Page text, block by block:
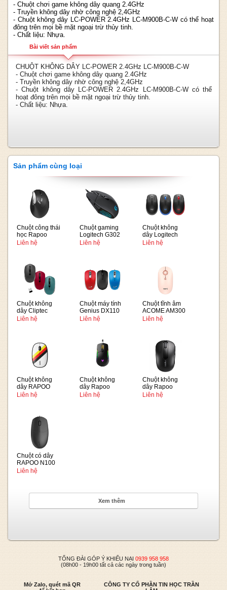
- Chuột chơi game không dây quang 2.4GHz
- Truyền không dây nhờ công nghệ 2,4GHz
- Chuột không dây LC-POWER 2.4GHz LC-M900B-C-W có thể hoạt
đông trên mọi bề mặt ngoại trừ thủy tinh.
- Chất liệu: Nhựa.
Bài viết sản phẩm
CHUỘT KHÔNG DÂY LC-POWER 2.4GHz LC-M900B-C-W
- Chuột chơi game không dây quang 2.4GHz
- Truyền không dây nhờ công nghệ 2,4GHz
- Chuột không dây LC-POWER 2.4GHz LC-M900B-C-W có thể
hoạt đông trên mọi bề mặt ngoại trừ thủy tinh.
- Chất liệu: Nhựa.
Sản phẩm cùng loại
Chuột công thái
học Rapoo
Ergonomic
Liên hệ
Chuột gaming
Logitech G302
Liên hệ
Chuột không
dây Logitech
M190
Liên hệ
Chuột không
dây Cliptec
RZS867
Liên hệ
Chuột máy tính
Genius DX110
Liên hệ
Chuột tĩnh âm
ACOME AM300
Liên hệ
Chuột không
dây RAPOO
M650 Germany
Liên hệ
Chuột không
dây Rapoo
VT200
Liên hệ
Chuột không
dây Rapoo
M218
Liên hệ
Chuột có dây
RAPOO N100
Liên hệ
Xem thêm
TỔNG ĐÀI GÓP Ý KHIẾU NẠI 0939 958 958
(08h00 - 19h00 tất cả các ngày trong tuần)
Mở Zalo, quét mã QR
CÔNG TY CỔ PHẦN TIN HỌC TRẦN